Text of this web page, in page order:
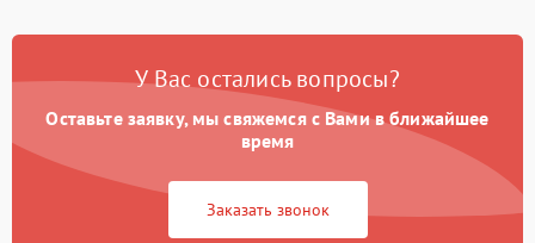
У Вас остались вопросы?
Оставьте заявку, мы свяжемся с Вами в ближайшее
время
Заказать звонок